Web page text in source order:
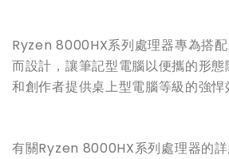
Ryzen 8000HX系列處理器專為搭
而設計，讓筆記型電腦以便攜的形
和創作者提供桌上型電腦等級的強悍
有關Ryzen 8000HX系列處理器的